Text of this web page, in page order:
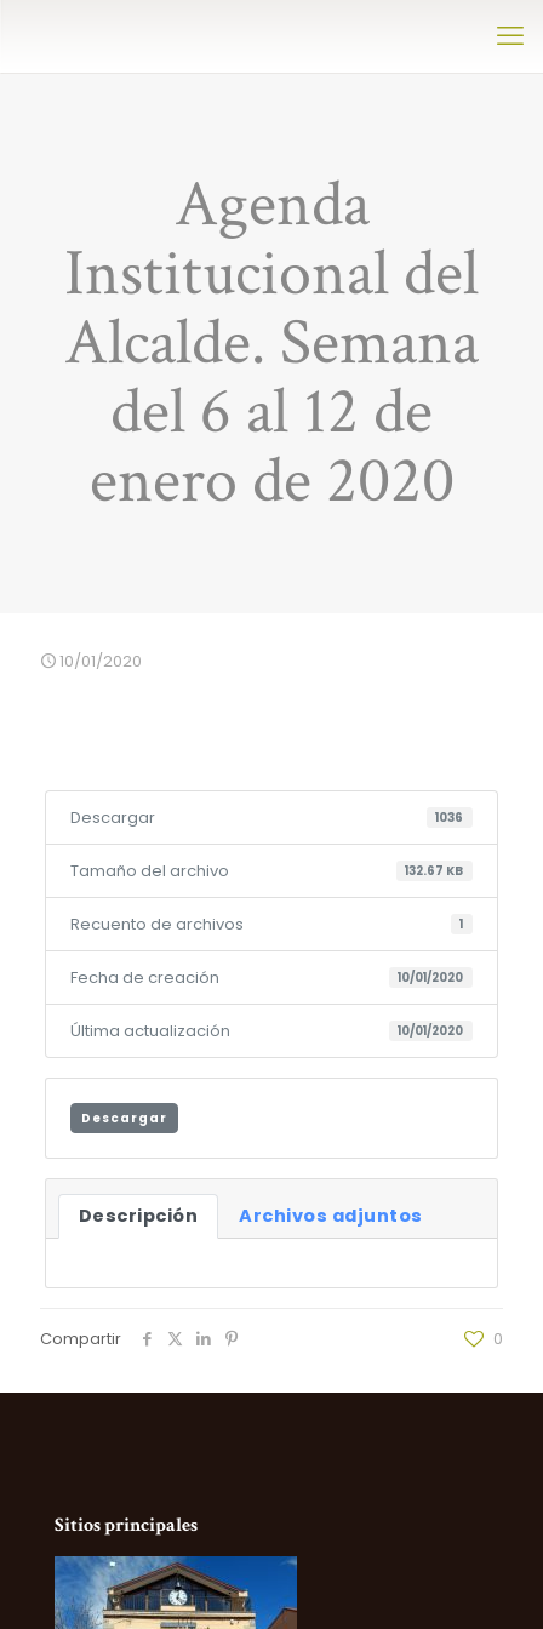
Agenda
Institucional del
Alcalde. Semana
del 6 al 12 de
enero de 2020
10/01/2020
Descargar 1036
Tamaño del archivo 132.67 KB
Recuento de archivos 1
Fecha de creación 10/01/2020
Última actualización 10/01/2020
Descargar
Descripción Archivos adjuntos
Compartir 0
Sitios principales